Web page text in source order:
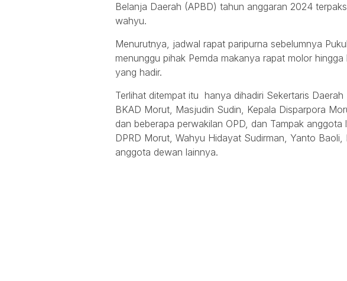
Belanja Daerah (APBD) tahun anggaran 2024
wahyu.
Menurutnya, jadwal rapat paripurna sebelumnya
menunggu pihak Pemda makanya rapat molor
yang hadir.
Terlihat ditempat itu hanya dihadiri Sekertaris
BKAD Morut, Masjudin Sudin, Kepala Disparpora
dan beberapa perwakilan OPD, dan Tampak anggota
DPRD Morut, Wahyu Hidayat Sudirman, Yanto
anggota dewan lainnya.